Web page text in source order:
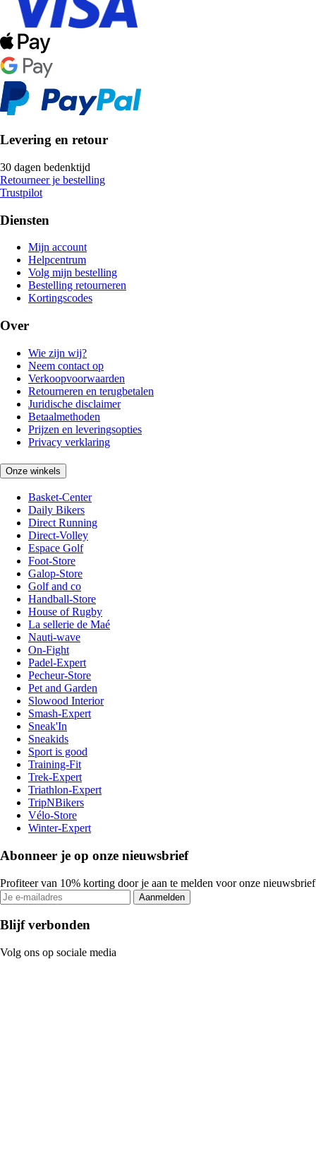
Levering en retour
30 dagen bedenktijd
Retourneer je bestelling
Trustpilot
Diensten
Mijn account
Helpcentrum
Volg mijn bestelling
Bestelling retourneren
Kortingscodes
Over
Wie zijn wij?
Neem contact op
Verkoopvoorwaarden
Retourneren en terugbetalen
Juridische disclaimer
Betaalmethoden
Prijzen en leveringsopties
Privacy verklaring
Onze winkels
Basket-Center
Daily Bikers
Direct Running
Direct-Volley
Espace Golf
Foot-Store
Galop-Store
Golf and co
Handball-Store
House of Rugby
La sellerie de Maé
Nauti-wave
On-Fight
Padel-Expert
Pecheur-Store
Pet and Garden
Slowood Interior
Smash-Expert
Sneak'In
Sneakids
Sport is good
Training-Fit
Trek-Expert
Triathlon-Expert
TripNBikers
Vélo-Store
Winter-Expert
Abonneer je op onze nieuwsbrief
Profiteer van 10% korting door je aan te melden voor onze nieuwsbrief
Aanmelden
Blijf verbonden
Volg ons op sociale media